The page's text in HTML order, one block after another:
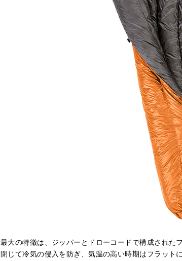
最大の特徴は、ジッパーとドローコードで構成された
閉じて冷気の侵入を防ぎ、気温の高い時期はフラット